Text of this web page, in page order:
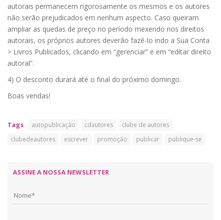
autorais permanecem rigorosamente os mesmos e os autores
não serão prejudicados em nenhum aspecto. Caso queiram
ampliar as quedas de preço no período mexendo nos direitos
autorais, os próprios autores deverão fazê-lo indo a Sua Conta
> Livros Publicados, clicando em “gerenciar” e em “editar direito
autoral”.
4) O desconto durará até o final do próximo domingo.
Boas vendas!
Tags autopublicação cdautores
clube de autores
clubedeautores
escrever promoção publicar publique-se
ASSINE A NOSSA NEWSLETTER